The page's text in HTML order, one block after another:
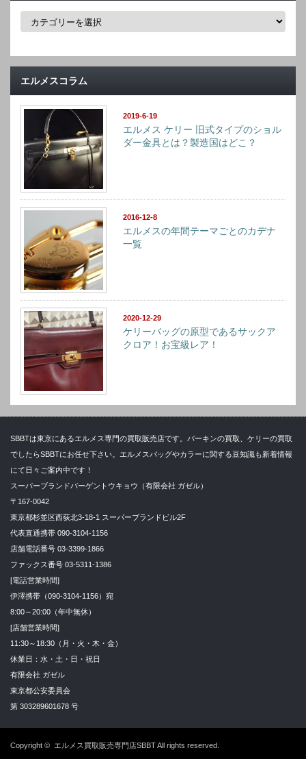
ー
エルメスコラム
2019-6-19
エルメス ケリー 旧式タイプのショル
ダー金具とは？製造国はどこ？
2016-12-8
エルメスの年間テーマごとのカデナ
一覧
2020-12-29
ケリーバッグの原型であるサックア
クロア！お宝級レア！
SBBTは東京にあるエルメス専門の買取販売店です。バーキンの買取、ケリーの買取
でしたらSBBTにお任せ下さい。エルメスバッグやカラーに関する豆知識も新着情報
にて日々ご案内中です！
スーパーブランドバーゲントウキョウ（有限会社 ガゼル）
〒167-0042
東京都杉並区西荻北3-18-1 スーパーブランドビル2F
代表直通携帯 090-3104-1156
店舗電話番号 03-3399-1866
ファックス番号 03-5311-1386
[電話営業時間]
伊澤携帯（090-3104-1156）宛
8:00～20:00（年中無休）
[店舗営業時間]
11:30～18:30（月・火・木・金）
休業日：水・土・日・祝日
有限会社 ガゼル
東京都公安委員会
第 303289601678 号
Copyright © エルメス買取販売専門店SBBTAll rights reserved.